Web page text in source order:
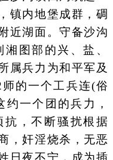
镇内地堡成群，碉
近湖面。守备沙沟
图部的兴、盐、
属兵力为和平军及
的一个工兵连(俗
一个团的兵力，
抗，不断骚扰根据
，奸淫烧杀，无恶
日夜不宁，成为插